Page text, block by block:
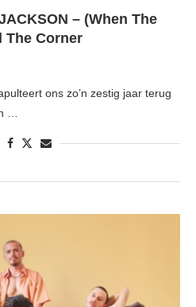
– (When The
Corner
ons zo’n zestig jaar terug
…